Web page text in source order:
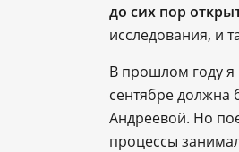
до сих пор
исследования, и
В прошлом году я
сентябре должна
Андреевой. Но
процессы